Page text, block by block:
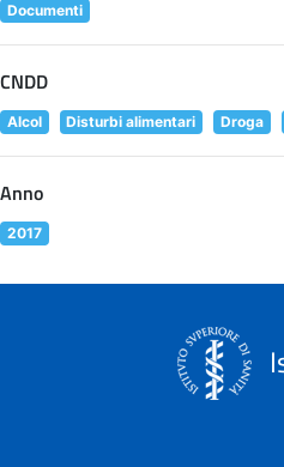
Documenti
CNDD
Alcol Disturbi alimentari Droga
Anno
2017